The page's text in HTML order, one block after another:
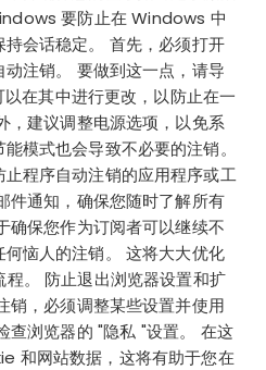
要防止在 Windows 中
会话稳定。 首先，必须打开
注销。 要做到这一点，请导
在其中进行更改，以防止在一
，建议调整电源选项，以免系
模式也会导致不必要的注销。
程序自动注销的应用程序或工
件通知，确保您随时了解所有
确保您作为订阅者可以继续不
恼人的注销。 这将大大优化
。 防止退出浏览器设置和扩
销，必须调整某些设置并使用
查浏览器的 "隐私 "设置。 在这
和网站数据，这将有助于您在